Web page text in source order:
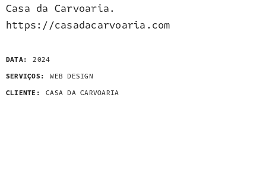
Casa da Carvoaria.
https://casadacarvoaria.com
DATA:
2024
SERVIÇOS:
WEB DESIGN
CLIENTE:
CASA DA CARVOARIA